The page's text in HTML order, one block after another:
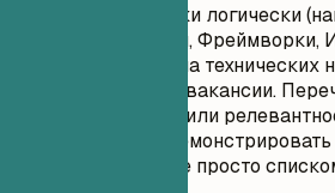
Группируйте навыки логически
программирования, Фреймворки,
Сосредоточьтесь на технических
соответствующих вакансии.
порядке владения или
качества лучше
разделе опыта, а не просто